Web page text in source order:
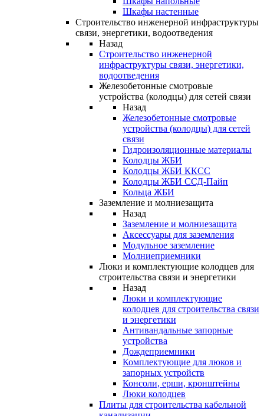
Шкафы настенные
Строительство инженерной инфраструктуры
связи, энергетики, водоотведения
Назад
Строительство инженерной
инфраструктуры связи, энергетики,
водоотведения
Железобетонные смотровые
устройства (колодцы) для сетей связи
Назад
Железобетонные смотровые
устройства (колодцы) для сетей
связи
Гидроизоляционные материалы
Колодцы ЖБИ
Колодцы ЖБИ ККСС
Колодцы ЖБИ ССД-Пайп
Кольца ЖБИ
Заземление и молниезащита
Назад
Заземление и молниезащита
Аксессуары для заземления
Модульное заземление
Молниеприемники
Люки и комплектующие колодцев для
строительства связи и энергетики
Назад
Люки и комплектующие
колодцев для строительства связи
и энергетики
Антивандальные запорные
устройства
Дождеприемники
Комплектующие для люков и
запорных устройств
Консоли, ерши, кронштейны
Люки колодцев
Плиты для строительства кабельной